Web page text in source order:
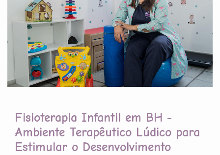
Fisioterapia Infantil em BH -
Ambiente Terapêutico Lúdico para
Estimular o Desenvolvimento